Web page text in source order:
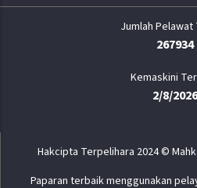
267934
Kemaskini
2/8/2026
Hakcipta Terpelihara 2024 ©
Paparan terbaik menggunakan